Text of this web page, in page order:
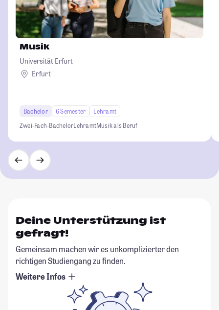
Musik
Universität Erfurt
Erfurt
Bachelor 6 Semester
Lehramt
Zwei-Fach-BachelorLehramtMusik als Beruf
Deine Unterstützung ist
gefragt!
Gemeinsam machen wir es unkomplizierter den
richtigen Studiengang zu finden.
Weitere Infos